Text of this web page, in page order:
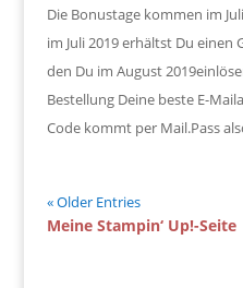
Die Bonustage kommen im
im Juli 2019 erhältst Du einen
den Du im August
Bestellung Deine beste E-
Code kommt per Mail.Pass
« Older Entries
Meine Stampin‘ Up!-Seite